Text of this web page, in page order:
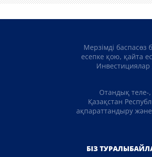
Мерзімді баспасөз
есепке қою, қайта
Инвестициялар
Отандық теле-
Қазақстан
ақпараттандыру
БІЗ ТУРАЛЫ